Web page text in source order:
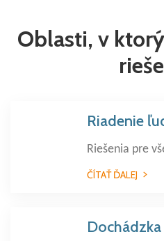
Oblasti, v
Riadenie
Riešenia pre
ČÍTAŤ ĎALEJ
Dochádzka